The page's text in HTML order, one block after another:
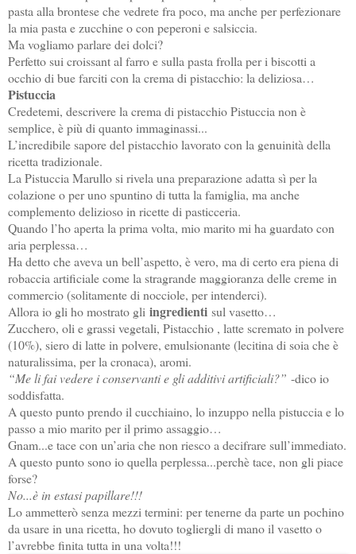
pasta alla brontese che vedrete fra poco, ma anche per perfezionare
la mia pasta e zucchine o con peperoni e salsiccia.
Ma vogliamo parlare dei dolci?
Perfetto sui croissant al farro e sulla pasta frolla per i biscotti a
occhio di bue farciti con la crema di pistacchio: la deliziosa…
Pistuccia
Credetemi, descrivere la crema di pistacchio Pistuccia non è
semplice, è più di quanto immaginassi...
L’incredibile sapore del pistacchio lavorato con la genuinità della
ricetta tradizionale.
La Pistuccia Marullo si rivela una preparazione adatta sì per la
colazione o per uno spuntino di tutta la famiglia, ma anche
complemento delizioso in ricette di pasticceria.
Quando l’ho aperta la prima volta, mio marito mi ha guardato con
aria perplessa…
Ha detto che aveva un bell’aspetto, è vero, ma di certo era piena di
robaccia artificiale come la stragrande maggioranza delle creme in
commercio (solitamente di nocciole, per intenderci).
Allora io gli ho mostrato gli ingredienti sul vasetto…
Zucchero, oli e grassi vegetali, Pistacchio , latte scremato in polvere
(10%), siero di latte in polvere, emulsionante (lecitina di soia che è
naturalissima, per la cronaca), aromi.
“Me li fai vedere i conservanti e gli additivi artificiali?” -dico io
soddisfatta.
A questo punto prendo il cucchiaino, lo inzuppo nella pistuccia e lo
passo a mio marito per il primo assaggio…
Gnam...e tace con un’aria che non riesco a decifrare sull’immediato.
A questo punto sono io quella perplessa...perchè tace, non gli piace
forse?
No...è in estasi papillare!!!
Lo ammetterò senza mezzi termini: per tenerne da parte un pochino
da usare in una ricetta, ho dovuto togliergli di mano il vasetto o
l’avrebbe finita tutta in una volta!!!